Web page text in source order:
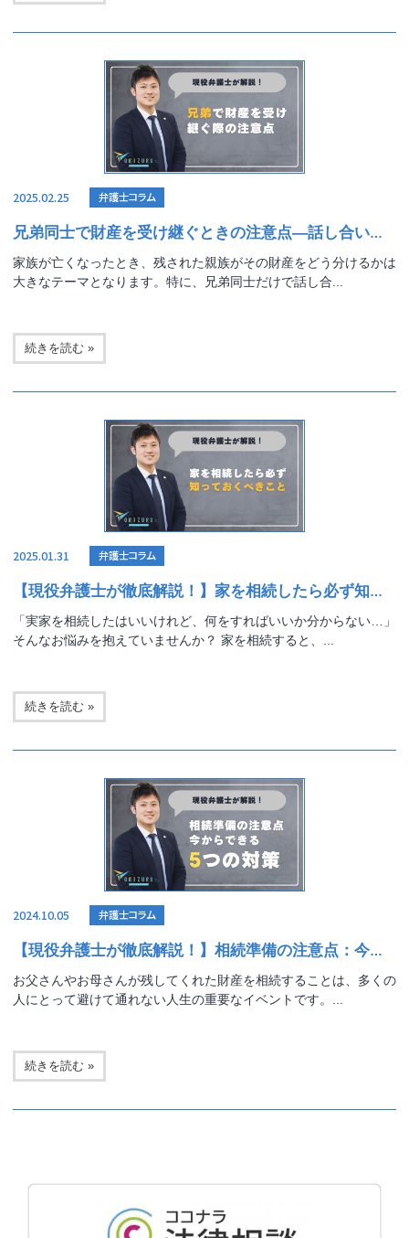
2025.02.25 弁護士コラム
兄弟同士で財産を受け継ぐときの注意点―話し合いを円満に進める秘訣とトラブル回避のポイント
家族が亡くなったとき、残された親族がその財産をどう分けるかは
大きなテーマとなります。特に、兄弟同士だけで話し合...
続きを読む »
2025.01.31 弁護士コラム
【現役弁護士が徹底解説！】家を相続したら必ず知っておくべきこと
「実家を相続したはいいけれど、何をすればいいか分からない…」
そんなお悩みを抱えていませんか？ 家を相続すると、...
続きを読む »
2024.10.05 弁護士コラム
【現役弁護士が徹底解説！】相続準備の注意点：今からできる5つの対策
お父さんやお母さんが残してくれた財産を相続することは、多くの
人にとって避けて通れない人生の重要なイベントです。...
続きを読む »